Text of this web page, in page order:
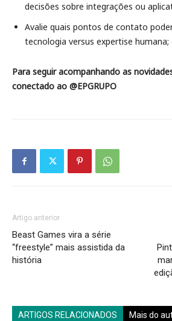
decisões sobre integrações ou
Avalie quais pontos de contato
tecnologia versus expertise
Para seguir acompanhando as
conectado ao @EPGRUPO
Artigo anterior
Beast Games vira a série
“freestyle” mais assistida da
história
ARTIGOS RELACIONADOS Mais do